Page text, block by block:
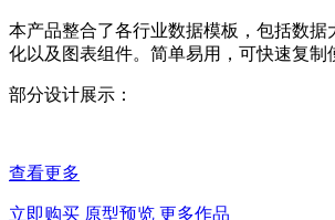
本产品整合了各行业数据模板，包括数据
化以及图表组件。简单易用，可快速复制
部分设计展示：
查看更多
立即购买 原型预览 更多作品